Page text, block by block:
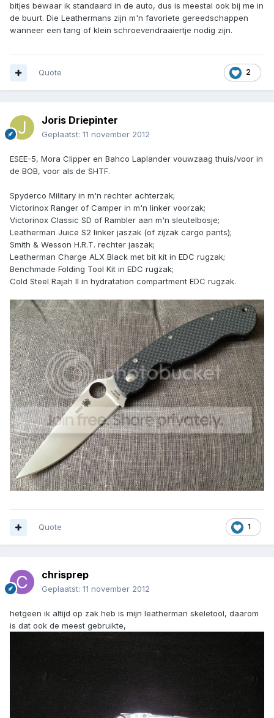
bitjes bewaar ik standaard in de auto, dus is meestal ook bij me in
de buurt. Die Leathermans zijn m'n favoriete gereedschappen
wanneer een tang of klein schroevendraaiertje nodig zijn.
2
Quote
Joris Driepinter
Geplaatst: 11 november 2012
ESEE-5, Mora Clipper en Bahco Laplander vouwzaag thuis/voor in
de BOB, voor als de SHTF.
Spyderco Military in m'n rechter achterzak;
Victorinox Ranger of Camper in m'n linker voorzak;
Victorinox Classic SD of Rambler aan m'n sleutelbosje;
Leatherman Juice S2 linker jaszak (of zijzak cargo pants);
Smith & Wesson H.R.T. rechter jaszak;
Leatherman Charge ALX Black met bit kit in EDC rugzak;
Benchmade Folding Tool Kit in EDC rugzak;
Cold Steel Rajah II in hydratation compartment EDC rugzak.
1
Quote
chrisprep
Geplaatst: 11 november 2012
hetgeen ik altijd op zak heb is mijn leatherman skeletool, daarom
is dat ook de meest gebruikte,